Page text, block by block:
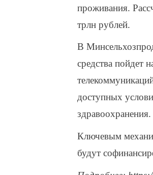
проживания.
трлн рублей.
В
средства пойдет
доступных
здравоохранения.
Ключевым
будут